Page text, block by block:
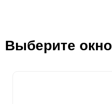
Выберите окно